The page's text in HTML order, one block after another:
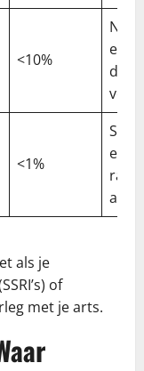
<10%
dosis
<1%
en
arts
als je
of
met je arts.